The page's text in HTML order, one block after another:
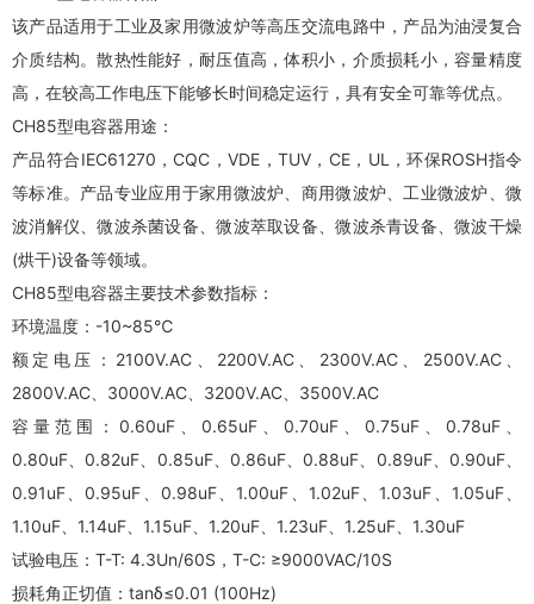
该产品适用于工业及家用微波炉等高压交流电路中，产品为油浸复合
介质结构。散热性能好，耐压值高，体积小，介质损耗小，容量精度
高，在较高工作电压下能够长时间稳定运行，具有安全可靠等优点。
CH85型电容器用途：
产品符合IEC61270，CQC，VDE，TUV，CE，UL，环保ROSH指令
等标准。产品专业应用于家用微波炉、商用微波炉、工业微波炉、微
波消解仪、微波杀菌设备、微波萃取设备、微波杀青设备、微波干燥
(烘干)设备等领域。
CH85型电容器主要技术参数指标：
环境温度：-10~85℃
额定电压：2100V.AC、2200V.AC、2300V.AC、2500V.AC、
2800V.AC、3000V.AC、3200V.AC、3500V.AC
容量范围：0.60uF、0.65uF、0.70uF、0.75uF、0.78uF、
0.80uF、0.82uF、0.85uF、0.86uF、0.88uF、0.89uF、0.90uF、
0.91uF、0.95uF、0.98uF、1.00uF、1.02uF、1.03uF、1.05uF、
1.10uF、1.14uF、1.15uF、1.20uF、1.23uF、1.25uF、1.30uF
试验电压：T-T: 4.3Un/60S，T-C: ≥9000VAC/10S
损耗角正切值：tanδ≤0.01 (100Hz)